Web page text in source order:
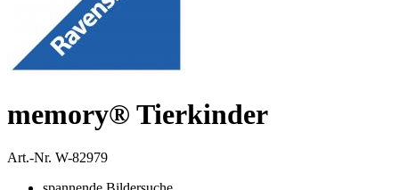
memory® Tierkinder
Art.-Nr. W-82979